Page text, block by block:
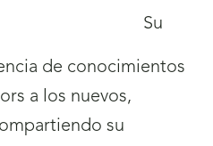
Su
de conocimientos
a los nuevos,
su